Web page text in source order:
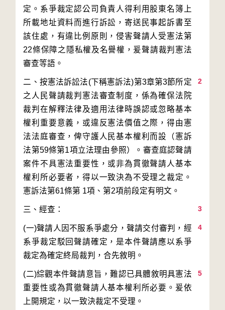
定。系爭裁定認公司負責人得利用股東名簿上
所載地址資料而進行訴訟，寄送民事起訴書至
該住處，有違比例原則，侵害聲請人受憲法第
22條保障之隱私權及名譽權，爰聲請裁判憲法
2
二、按憲法訴訟法(下稱憲訴法)第3章第3節所定
之人民聲請裁判憲法審查制度，係為確保法院
裁判在解釋法律及適用法律時誤認或忽略基本
權利重要意義，或違反憲法價值之際，得由憲
法法庭審查，俾守護人民基本權利而設（憲訴
法第59條第1項立法理由參照）。審查庭認聲請
案件不具憲法重要性，或非為貫徹聲請人基本
權利所必要者，得以一致決為不受理之裁定。
3
4
(一)聲請人因不服系爭處分，聲請交付審判，經
系爭裁定駁回聲請確定，是本件聲請應以系爭
5
(二)綜觀本件聲請意旨，難認已具體敘明具憲法
重要性或為貫徹聲請人基本權利所必要。爰依
上開規定，以一致決裁定不受理。